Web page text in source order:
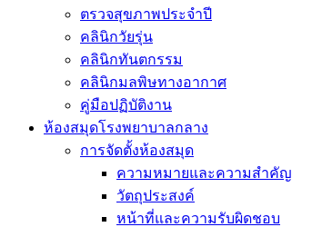
ตรวจสุขภาพประจำปี
คลินิกวัยรุ่น
คลินิกทันตกรรม
คลินิกมลพิษทางอากาศ
คู่มือปฏิบัติงาน
ห้องสมุดโรงพยาบาลกลาง
การจัดตั้งห้องสมุด
ความหมายและความสำคัญ
วัตถุประสงค์
หน้าที่และความรับผิดชอบ